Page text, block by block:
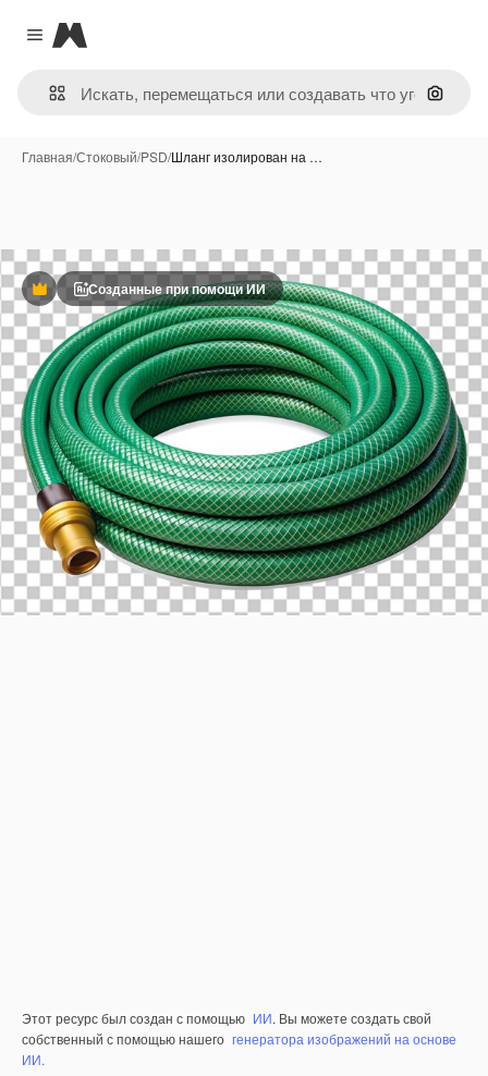
Close menu
Magnific
Поиск
Главная/Стоковый/PSD/Шланг изолирован на …
ПремиумСозданные при помощи ИИ
Этот ресурс был создан с помощью ИИ. Вы можете создать свой
собственный с помощью нашего генератора изображений на основе
ИИ.